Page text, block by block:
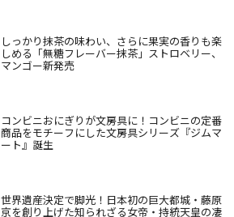
しっかり抹茶の味わい、さらに果実の香りも楽
しめる「無糖フレーバー抹茶」ストロベリー、
マンゴー新発売
コンビニおにぎりが文房具に！コンビニの定番
商品をモチーフにした文房具シリーズ『ジムマ
ート』誕生
世界遺産決定で脚光！日本初の巨大都城・藤原
京を創り上げた知られざる女帝・持統天皇の凄